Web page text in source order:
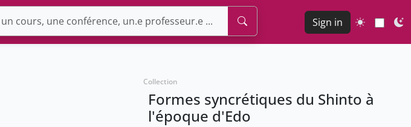
Sign in
Collection
Formes syncrétiques du Shinto à
l'époque d'Edo